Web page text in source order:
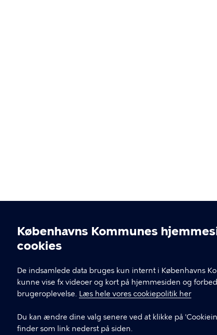
Cookieindstillinger
Københavns Kommunes
cookies
De indsamlede data bruges kun internt i Københavns
kunne vise fx videoer og kort på hjemmesiden og
brugeroplevelse. Læs hele vores cookiepolitik her
Du kan ændre dine valg senere ved at klikke på
finder som link nederst på siden.